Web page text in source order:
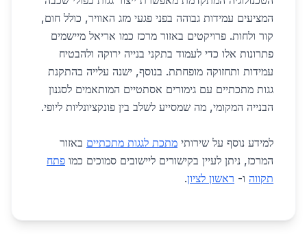
המציעים עמידות גבוהה בפני פגעי מזג האוויר, כולל חום,
קור ולחות. פרויקטים באזור מרכז כמו אריאל מיישמים
פתרונות אלו כדי לעמוד בתקני בנייה ירוקה ולהבטיח
עמידות ותחזוקה מופחתת. בנוסף, ישנה עלייה בהתקנת
גגות מתכתיים עם גימורים אסתטיים המותאמים לסגנון
הבנייה המקומי, מה שמסייע לשלב בין פונקציונליות ליופי.
למידע נוסף על שירותי מתכת לגגות מתכתיים באזור
המרכז, ניתן לעיין בקישורים ליישובים סמוכים כמו פתח
תקווה ו- ראשון לציון.